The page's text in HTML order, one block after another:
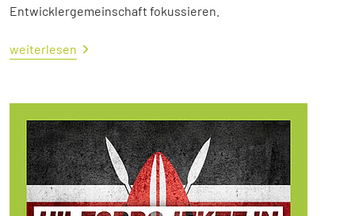
Entwicklergemeinschaft fokussieren.
weiterlesen